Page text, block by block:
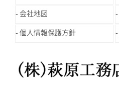
会社地図
個人情報保護方針